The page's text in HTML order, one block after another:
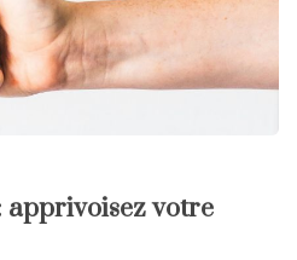
apprivoisez votre